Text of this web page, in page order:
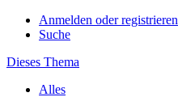
Anmelden oder registrieren
Suche
Dieses Thema
Alles